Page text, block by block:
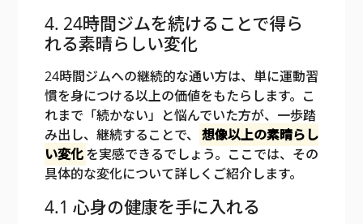
4. 24時間ジムを続けることで得ら
れる素晴らしい変化
24時間ジムへの継続的な通い方は、単に運動習
慣を身につける以上の価値をもたらします。こ
れまで「続かない」と悩んでいた方が、一歩踏
み出し、継続することで、 想像以上の素晴らし
い変化を実感できるでしょう。ここでは、その
具体的な変化について詳しくご紹介します。
4.1 心身の健康を手に入れる